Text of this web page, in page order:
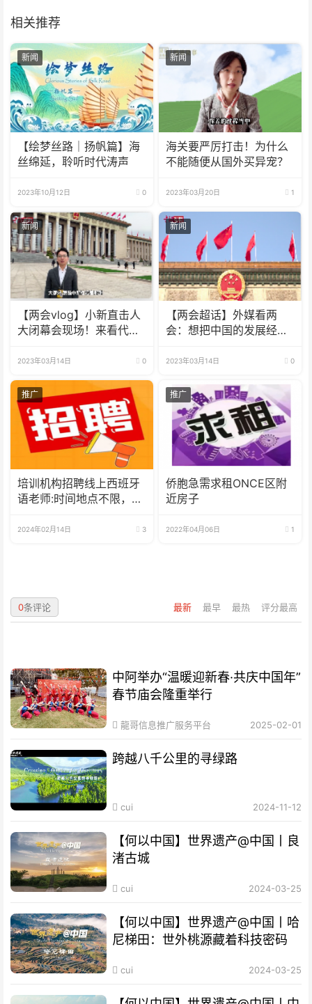
相关推荐
新闻
【绘梦丝路｜扬帆篇】海
丝绵延，聆听时代涛声
2023年10月12日 0
新闻
海关要严厉打击！为什么
不能随便从国外买异宠？
2023年03月20日 1
新闻
【两会vlog】小新直击人
大闭幕会现场！来看代表
2023年03月14日 0
新闻
【两会超话】外媒看两
会：想把中国的发展经验
2023年03月14日 0
推广
培训机构招聘线上西班牙
语老师:时间地点不限，可
2024年02月14日 3
推广
侨胞急需求租ONCE区附
近房子
2022年04月06日 1
最新 最早 最热 评分最高
0条评论
中阿举办“温暖迎新春·共庆中国年”
春节庙会隆重举行
龍哥信息推广服务平台 2025-02-01
跨越八千公里的寻绿路
cui 2024-11-12
【何以中国】世界遗产@中国丨良
渚古城
cui 2024-03-25
【何以中国】世界遗产@中国丨哈
尼梯田：世外桃源藏着科技密码
cui 2024-03-25